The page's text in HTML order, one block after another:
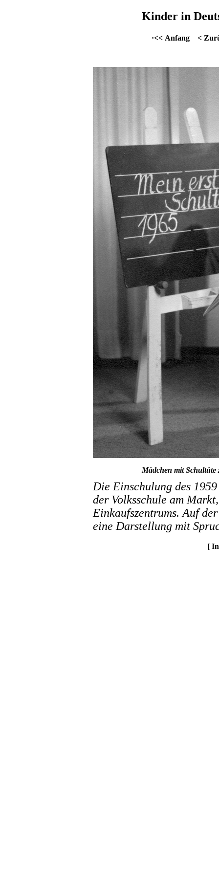
Kinder in
·<< Anfang <
Mädchen mit Schultüte
Die Einschulung des
der Volksschule am
Einkaufszentrums. Auf
eine Darstellung mit
[